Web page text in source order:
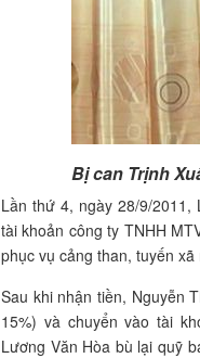
Bị can Trịnh
Lần thứ 4, ngày 28/9/
tài khoản công ty TNHH
phục vụ cảng than, tuyến
Sau khi nhận tiền, Nguyễn
15%) và chuyển vào tài
Lương Văn Hòa bù lại quỹ